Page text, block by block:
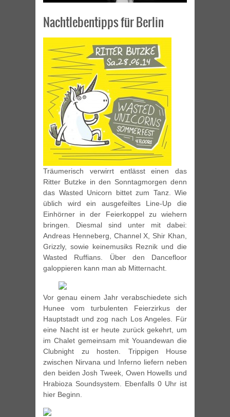
Nachtlebentipps für Berlin
Träumerisch verwirrt entlässt einen das
Ritter Butzke in den Sonntagmorgen denn
das Wasted Unicorn bittet zum Tanz. Wie
üblich wird ein ausgefeiltes Line-Up die
Einhörner in der Feierkoppel zu wiehern
bringen. Diesmal sind unter mit dabei:
Andreas Henneberg, Channel X, Shir Khan,
Grizzly, sowie keinemusiks Reznik und die
Wasted Ruffians. Über den Dancefloor
galoppieren kann man ab Mitternacht.
Vor genau einem Jahr verabschiedete sich
Hunee vom turbulenten Feierzirkus der
Hauptstadt und zog nach Los Angeles. Für
eine Nacht ist er heute zurück gekehrt, um
im Chalet gemeinsam mit Youandewan die
Clubnight zu hosten. Trippigen House
zwischen Nirvana und Inferno liefern neben
den beiden Josh Tweek, Owen Howells und
Hrabioza Soundsystem. Ebenfalls 0 Uhr ist
hier Beginn.